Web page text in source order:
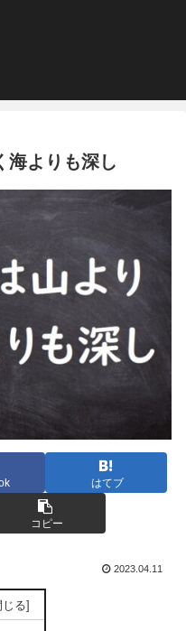
海よりも深し
はてブ
コピー
2023.04.11